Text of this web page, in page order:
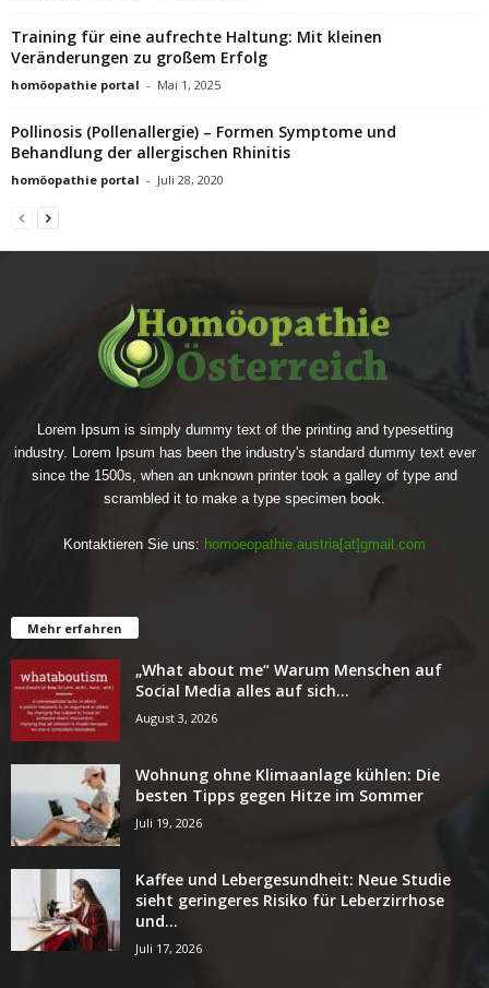
Training für eine aufrechte Haltung: Mit kleinen
Veränderungen zu großem Erfolg
homöopathie portal - Mai 1, 2025
Pollinosis (Pollenallergie) – Formen Symptome und
Behandlung der allergischen Rhinitis
homöopathie portal - Juli 28, 2020
Lorem Ipsum is simply dummy text of the printing and typesetting
industry. Lorem Ipsum has been the industry's standard dummy text ever
since the 1500s, when an unknown printer took a galley of type and
scrambled it to make a type specimen book.
Kontaktieren Sie uns: homoeopathie.austria[at]gmail.com
Mehr erfahren
„What about me“ Warum Menschen auf
Social Media alles auf sich...
August 3, 2026
Wohnung ohne Klimaanlage kühlen: Die
besten Tipps gegen Hitze im Sommer
Juli 19, 2026
Kaffee und Lebergesundheit: Neue Studie
sieht geringeres Risiko für Leberzirrhose
und...
Juli 17, 2026